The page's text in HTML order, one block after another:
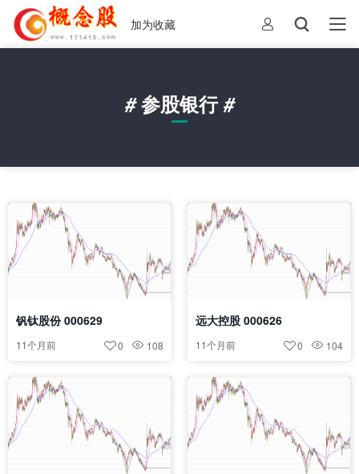
加为收藏
#参股银行#
钒钛股份 000629
11个月前 108
0
远大控股 000626
11个月前 104
0